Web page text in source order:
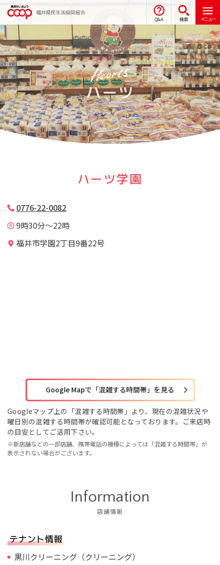
福井県民生活協同組合
Q&A 検索 メニュー
ハーツ
ハーツ学園
0776-22-0082
9時30分～22時
福井市学園2丁目9番22号
Google Mapで「混雑する時間帯」を見る
Googleマップ上の「混雑する時間帯」より、現在の混雑状況や
曜日別の混雑する時間帯が確認可能となっております。ご来店時
の目安としてご活用下さい。
※新店舗などの一部店舗、携帯電話の機種によっては「混雑する時間帯」が
表示されない場合がございます。
Information
店舗情報
テナント情報
黒川クリーニング（クリーニング）